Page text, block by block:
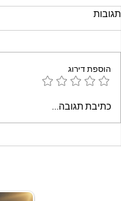
עוגת שוקולד קלה וממכרת
תגובות
הוספת דירוג
כתיבת תגובה...